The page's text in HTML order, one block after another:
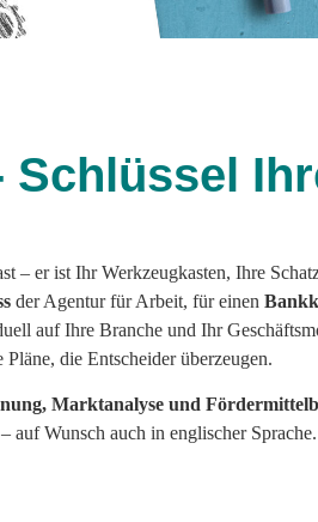
Schlüssel
– er ist Ihr Werkzeugkasten, Ihre
der Agentur für Arbeit, für einen
auf Ihre Branche und Ihr
die Entscheider überzeugen.
Marktanalyse und
auf Wunsch auch in englischer Sprache.